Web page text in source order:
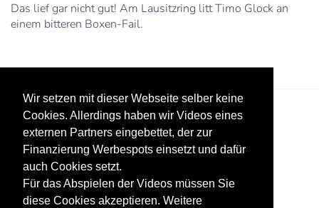
Wir setzen mit dieser Webseite selber keine
Cookies. Allerdings haben wir Videos eines
externen Partners eingebettet, der zur
Finanzierung Werbespots einsetzt und dafür
auch Cookies setzt.
Für das Abspielen der Videos müssen Sie
diese Cookies akzeptieren. Weitere
Das lief gar nicht gut! Am Lausitzring litt Timo Glock an
einem bitteren Boxen-Fail.
Datenschutz Werbung Impressum